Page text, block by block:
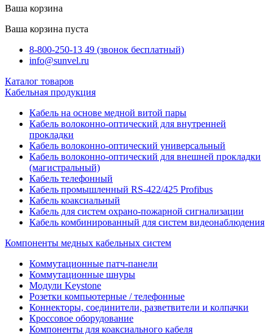
Ваша корзина
Ваша корзина пуста
8-800-250-13 49 (звонок бесплатный)
info@sunvel.ru
Каталог товаров
Кабельная продукция
Кабель на основе медной витой пары
Кабель волоконно-оптический для внутренней
прокладки
Кабель волоконно-оптический универсальный
Кабель волоконно-оптический для внешней прокладки
(магистральный)
Кабель телефонный
Кабель промышленный RS-422/425 Profibus
Кабель коаксиальный
Кабель для систем охрано-пожарной сигнализации
Кабель комбинированный для систем видеонаблюдения
Компоненты медных кабельных систем
Коммутационные патч-панели
Коммутационные шнуры
Модули Keystone
Розетки компьютерные / телефонные
Коннекторы, соединители, разветвители и колпачки
Кроссовое оборудование
Компоненты для коаксиального кабеля